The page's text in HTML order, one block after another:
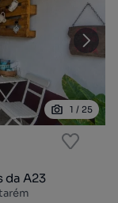
1 / 25
da A23